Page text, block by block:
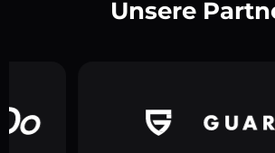
Unsere